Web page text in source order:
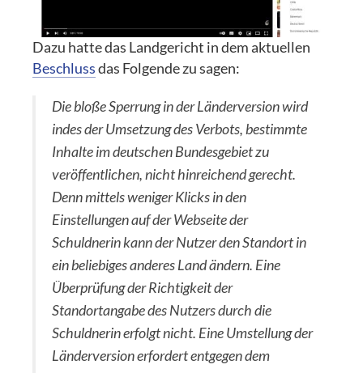
Dazu hatte das Landgericht in dem aktuellen
Beschlussdas Folgende zu sagen:
Die bloße Sperrung in der Länderversion wird
indes der Umsetzung des Verbots, bestimmte
Inhalte im deutschen Bundesgebiet zu
veröffentlichen, nicht hinreichend gerecht.
Denn mittels weniger Klicks in den
Einstellungen auf der Webseite der
Schuldnerin kann der Nutzer den Standort in
ein beliebiges anderes Land ändern. Eine
Überprüfung der Richtigkeit der
Standortangabe des Nutzers durch die
Schuldnerin erfolgt nicht. Eine Umstellung der
Länderversion erfordert entgegen dem